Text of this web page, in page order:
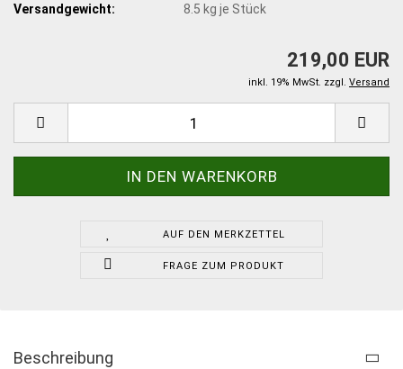
Versandgewicht: 8.5 kg je Stück
219,00 EUR
inkl. 19% MwSt. zzgl. Versand
AUF DEN MERKZETTEL
FRAGE ZUM PRODUKT
Beschreibung